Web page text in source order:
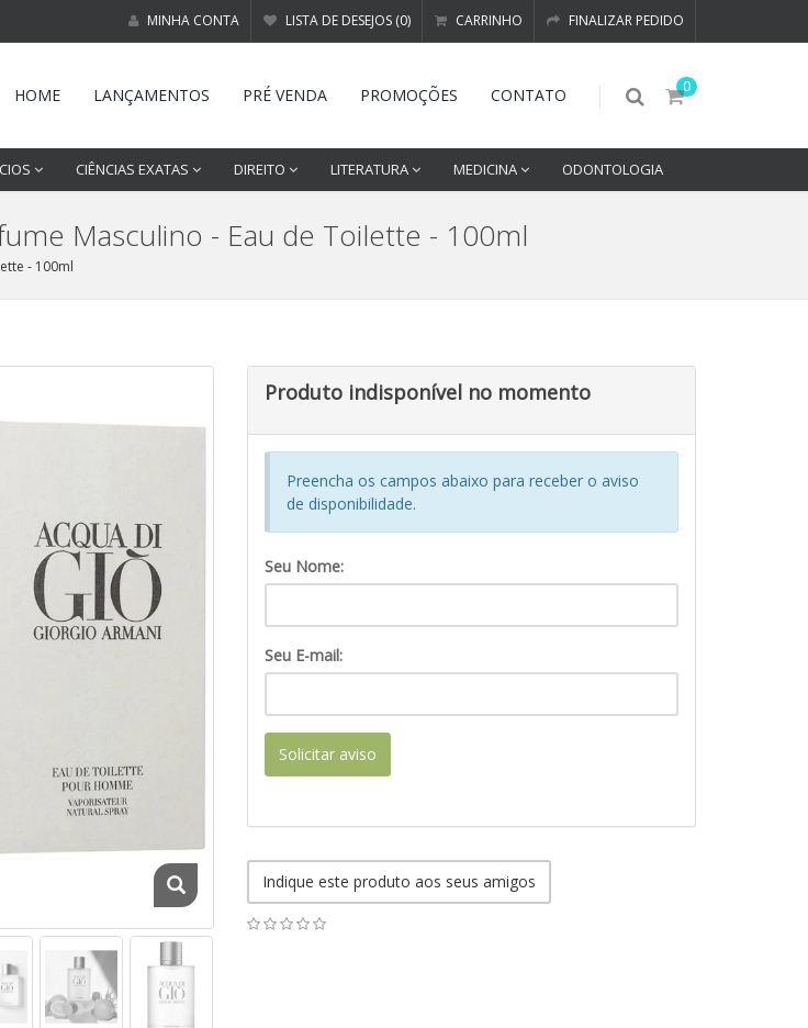
MINHA CONTA LISTA DE DESEJOS (0) CARRINHO FINALIZAR PEDIDO
0
HOME LANÇAMENTOS PRÉ VENDA PROMOÇÕES CONTATO
CIÊNCIAS EXATAS DIREITO LITERATURA MEDICINA ODONTOLOGIA
Masculino - Eau de Toilette - 100ml
- 100ml
Produto indisponível no momento
Preencha os campos abaixo para receber o aviso
de disponibilidade.
Seu Nome:
Seu E-mail:
Solicitar aviso
Indique este produto aos seus amigos